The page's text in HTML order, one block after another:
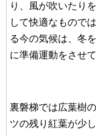
り、風が吹いたり
して快適なもので
る今の気候は、冬
に準備運動をさせ
裏磐梯では広葉樹
ツの残り紅葉が少